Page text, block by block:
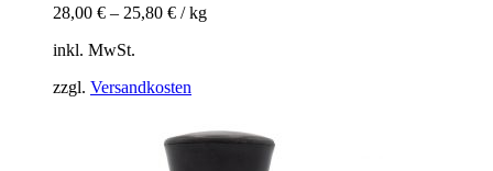
28,00 € – 25,80 € /kg
inkl. MwSt.
zzgl. Versandkosten